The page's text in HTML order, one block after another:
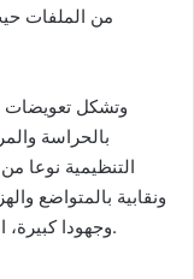
من الملفات
وتشكل تعويضات
بالحراسة
التنظيمية نوعا
ونقابية بالمتواضع
وجهودا كبيرة، اضافة للضغوط التفسية والمادية التي ترافقها.